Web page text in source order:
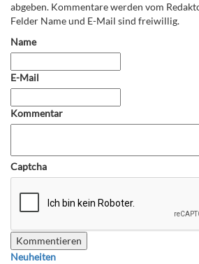
abgeben. Kommentare werden vom
Felder Name und E-Mail sind freiwillig.
Name
E-Mail
Kommentar
Captcha
Neuheiten